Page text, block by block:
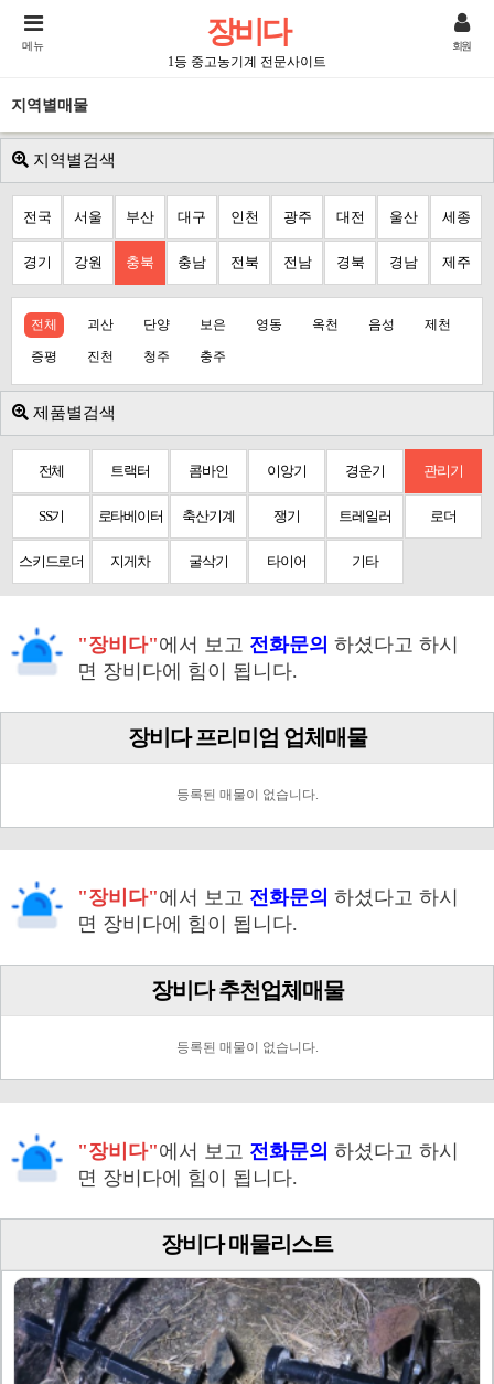
장비다
1등 중고농기계 전문사이트
메뉴 회원
지역별매물
지역별검색
전국 서울 부산 대구 인천 광주 대전 울산 세종
경기 강원 충북 충남 전북 전남 경북 경남 제주
전체 괴산 단양 보은 영동 옥천 음성 제천
증평 진천 청주 충주
제품별검색
전체 트랙터 콤바인 이앙기 경운기 관리기
SS기 로타베이터 축산기계 쟁기 트레일러 로더
스키드로더 지게차 굴삭기 타이어 기타
"장비다"에서 보고 전화문의 하셨다고 하시
면 장비다에 힘이 됩니다.
장비다 프리미엄 업체매물
등록된 매물이 없습니다.
"장비다"에서 보고 전화문의 하셨다고 하시
면 장비다에 힘이 됩니다.
장비다 추천업체매물
등록된 매물이 없습니다.
"장비다"에서 보고 전화문의 하셨다고 하시
면 장비다에 힘이 됩니다.
장비다 매물리스트